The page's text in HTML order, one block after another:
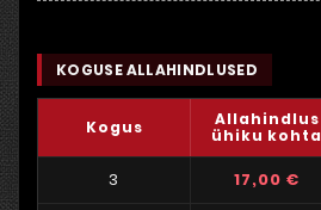
KOGUSE ALLAHINDLUSED
Kogus
Allahindlus
ühiku kohta
3 17,00 €